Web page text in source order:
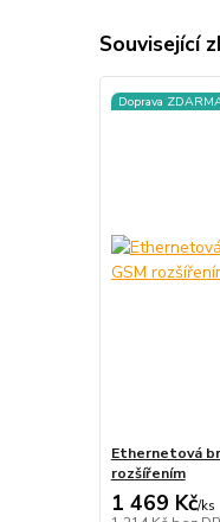
Související
Doprava
Ethernetová
rozšířením
1 469 Kč/ks